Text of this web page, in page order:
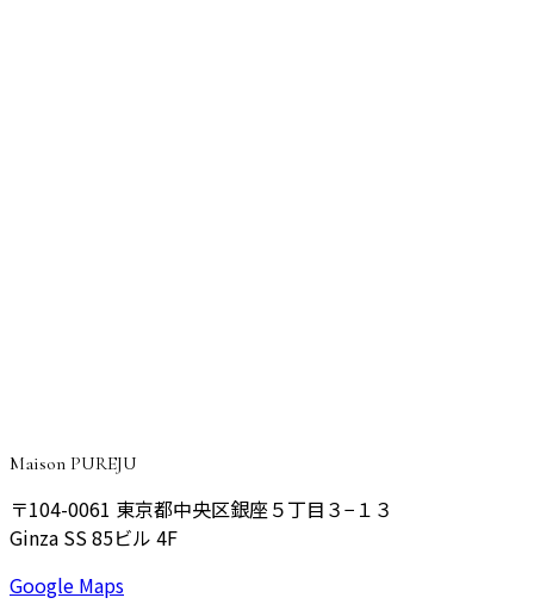
Maison PUREJU
〒104-0061 東京都中央区銀座５丁目３−１３
Ginza SS 85ビル 4F
Google Maps